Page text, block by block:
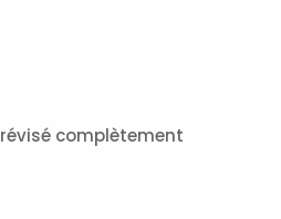
complètement